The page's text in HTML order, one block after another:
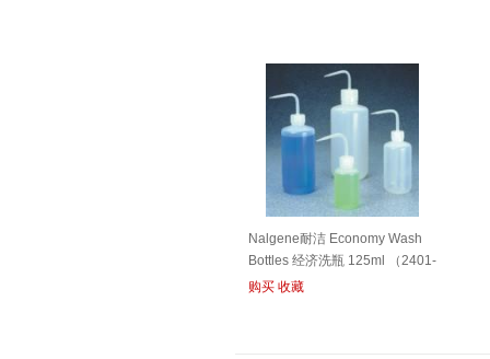
Nalgene耐洁 Economy Wash
Bottles 经济洗瓶 125ml （2401-
0125）
购买 收藏